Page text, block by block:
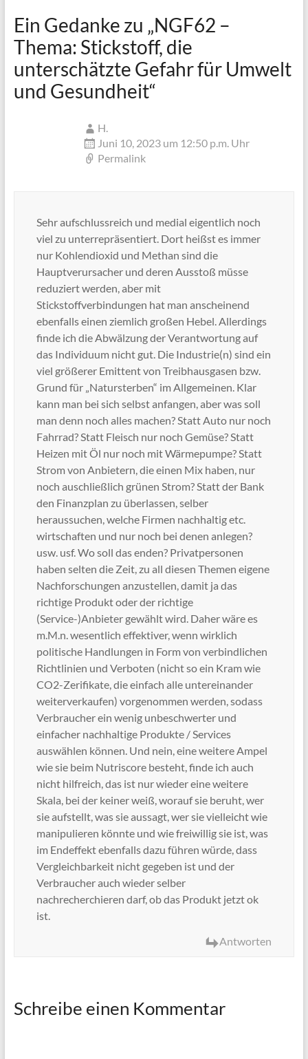
Ein Gedanke zu „NGF62 –
Thema: Stickstoff, die
unterschätzte Gefahr für Umwelt
und Gesundheit“
H.
Juni 10, 2023 um 12:50 p.m. Uhr
Permalink
Sehr aufschlussreich und medial eigentlich noch
viel zu unterrepräsentiert. Dort heißst es immer
nur Kohlendioxid und Methan sind die
Hauptverursacher und deren Ausstoß müsse
reduziert werden, aber mit
Stickstoffverbindungen hat man anscheinend
ebenfalls einen ziemlich großen Hebel. Allerdings
finde ich die Abwälzung der Verantwortung auf
das Individuum nicht gut. Die Industrie(n) sind ein
viel größerer Emittent von Treibhausgasen bzw.
Grund für „Natursterben“ im Allgemeinen. Klar
kann man bei sich selbst anfangen, aber was soll
man denn noch alles machen? Statt Auto nur noch
Fahrrad? Statt Fleisch nur noch Gemüse? Statt
Heizen mit Öl nur noch mit Wärmepumpe? Statt
Strom von Anbietern, die einen Mix haben, nur
noch auschließlich grünen Strom? Statt der Bank
den Finanzplan zu überlassen, selber
heraussuchen, welche Firmen nachhaltig etc.
wirtschaften und nur noch bei denen anlegen?
usw. usf. Wo soll das enden? Privatpersonen
haben selten die Zeit, zu all diesen Themen eigene
Nachforschungen anzustellen, damit ja das
richtige Produkt oder der richtige
(Service-)Anbieter gewählt wird. Daher wäre es
m.M.n. wesentlich effektiver, wenn wirklich
politische Handlungen in Form von verbindlichen
Richtlinien und Verboten (nicht so ein Kram wie
CO2-Zerifikate, die einfach alle untereinander
weiterverkaufen) vorgenommen werden, sodass
Verbraucher ein wenig unbeschwerter und
einfacher nachhaltige Produkte / Services
auswählen können. Und nein, eine weitere Ampel
wie sie beim Nutriscore besteht, finde ich auch
nicht hilfreich, das ist nur wieder eine weitere
Skala, bei der keiner weiß, worauf sie beruht, wer
sie aufstellt, was sie aussagt, wer sie vielleicht wie
manipulieren könnte und wie freiwillig sie ist, was
im Endeffekt ebenfalls dazu führen würde, dass
Vergleichbarkeit nicht gegeben ist und der
Verbraucher auch wieder selber
nachrecherchieren darf, ob das Produkt jetzt ok
ist.
Antworten
Schreibe einen Kommentar